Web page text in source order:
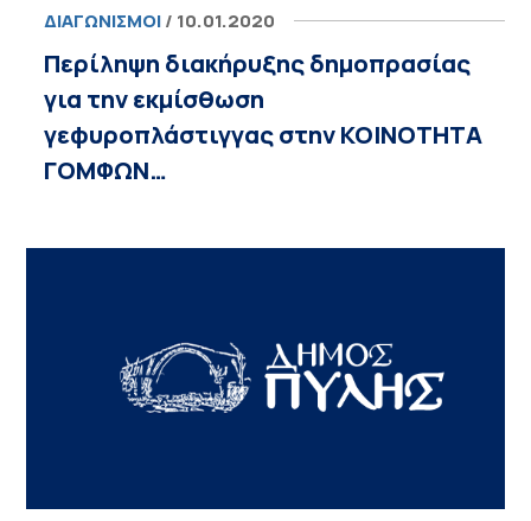
ΔΙΑΓΩΝΙΣΜΟΊ/ 10.01.2020
Περίληψη διακήρυξης δημοπρασίας
για την εκμίσθωση
γεφυροπλάστιγγας στην ΚΟΙΝΟΤΗΤΑ
ΓΟΜΦΩΝ…